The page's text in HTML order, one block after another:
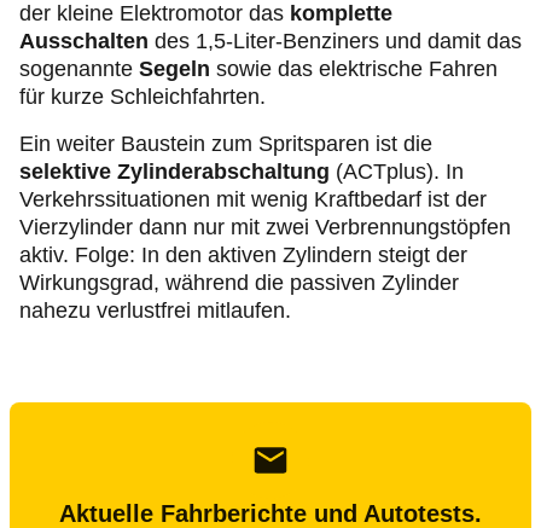
der kleine Elektromotor das komplette
Ausschalten des 1,5-Liter-Benziners und damit das
sogenannte Segeln sowie das elektrische Fahren
für kurze Schleichfahrten.
Ein weiter Baustein zum Spritsparen ist die
selektive Zylinderabschaltung (ACTplus). In
Verkehrssituationen mit wenig Kraftbedarf ist der
Vierzylinder dann nur mit zwei Verbrennungstöpfen
aktiv. Folge: In den aktiven Zylindern steigt der
Wirkungsgrad, während die passiven Zylinder
nahezu verlustfrei mitlaufen.
Aktuelle Fahrberichte und Autotests.